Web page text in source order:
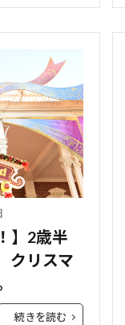
】2歳半
クリスマ
続きを読む